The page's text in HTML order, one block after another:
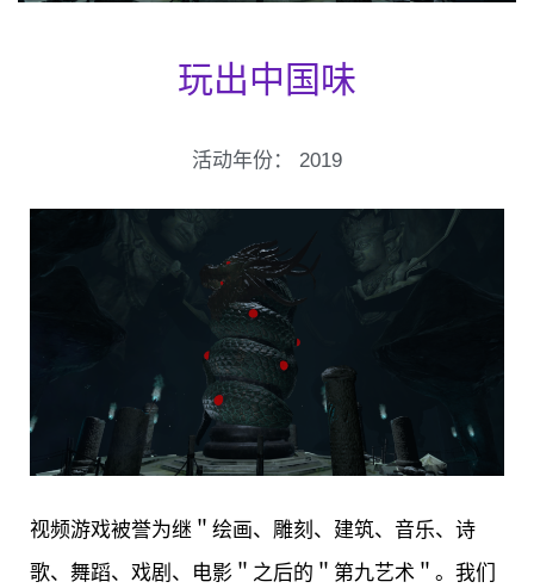
玩出中国味
活动年份： 2019
视频游戏被誉为继＂绘画、雕刻、建筑、音乐、诗
歌、舞蹈、戏剧、电影＂之后的＂第九艺术＂。我们